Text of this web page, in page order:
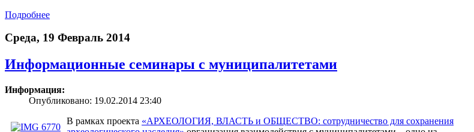
Подробнее
Среда, 19 Февраль 2014
Информационные семинары с муниципалитетами
Информация:
Опубликовано: 19.02.2014 23:40
В рамках проекта «АРХЕОЛОГИЯ, ВЛАСТЬ и ОБЩЕСТВО: сотрудничество для сохранения